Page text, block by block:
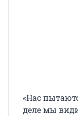
«Нас
деле мы